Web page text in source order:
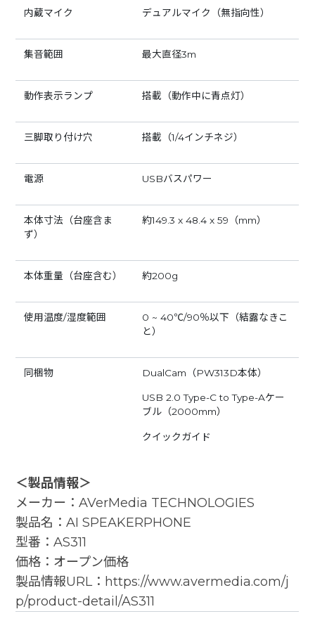
内蔵マイク デュアルマイク（無指向性）
集音範囲 最大直径3m
動作表示ランプ 搭載（動作中に青点灯）
三脚取り付け穴 搭載（1/4インチネジ）
電源 USBバスパワー
本体寸法（台座含ま
ず）
約149.3 x 48.4 x 59（mm）
本体重量（台座含む） 約200g
使用温度/湿度範囲
0 ~ 40℃/90％以下（結露なきこ
と）
同梱物 DualCam（PW313D本体）
USB 2.0 Type-C to Type-Aケー
ブル（2000mm）
クイックガイド
＜製品情報＞
メーカー：AVerMedia TECHNOLOGIES
製品名：AI SPEAKERPHONE
型番：AS311
価格：オープン価格
製品情報URL： https://www.avermedia.com/j
p/product-detail/AS311